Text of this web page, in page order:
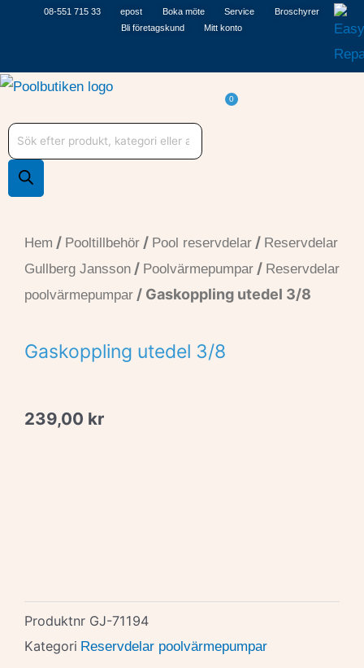
08-551 715 33 epost Boka möte Service
Broschyrer
Bli företagskund
Mitt konto
0
Varukorg
Produktsökning
Hem / Pooltillbehör / Pool reservdelar / Reservdelar
Gullberg Jansson / Poolvärmepumpar / Reservdelar
poolvärmepumpar / Gaskoppling utedel 3/8
Gaskoppling utedel 3/8
239,00 kr
Produktnr GJ-71194
Kategori Reservdelar poolvärmepumpar